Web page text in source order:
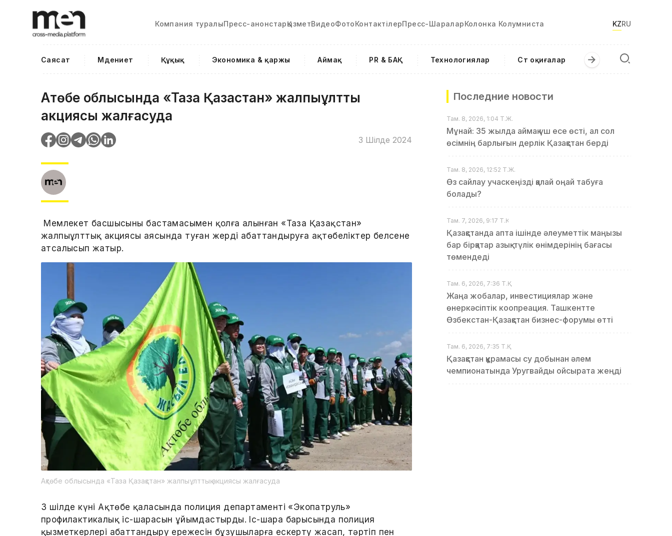
Компания туралыПресс-анонстарҚызметВидеоФотоКонтактілерПресс-ШараларКолонка Колумниста KZRU
Саясат Мәдениет Құқық Экономика & қаржы Аймақ PR & БАҚ Технологиялар Сәт оқиғалар
Ақтөбе облысында «Таза Қазақстан» жалпыұлттық
акциясы жалғасуда
3 Шілде 2024
Мемлекет басшысының бастамасымен қолға алынған «Таза Қазақстан»
жалпыұлттық акциясы аясында туған жерді абаттандыруға ақтөбеліктер белсене
атсалысып жатыр.
Ақтөбе облысында «Таза Қазақстан» жалпыұлттық акциясы жалғасуда
3 шілде күні Ақтөбе қаласында полиция департаменті «Экопатруль»
профилактикалық іс-шарасын ұйымдастырды. Іс-шара барысында полиция
қызметкерлері абаттандыру ережесін бұзушыларға ескерту жасап, тәртіп пен
Последние новости
Там. 8, 2026, 1:04 Т.Ж.
Мұнай: 35 жылда аймақ үш есе өсті, ал сол
өсімнің барлығын дерлік Қазақстан берді
Там. 8, 2026, 12:52 Т.Ж.
Өз сайлау учаскеңізді қалай оңай табуға
болады?
Там. 7, 2026, 9:17 Т.Қ.
Қазақстанда апта ішінде әлеуметтік маңызы
бар бірқатар азық-түлік өнімдерінің бағасы
төмендеді
Там. 6, 2026, 7:36 Т.Қ.
Жаңа жобалар, инвестициялар және
өнеркәсіптік коопреация. Ташкентте
Өзбекстан-Қазақстан бизнес-форумы өтті
Там. 6, 2026, 7:35 Т.Қ.
Қазақстан құрамасы су добынан әлем
чемпионатында Уругвайды ойсырата жеңді